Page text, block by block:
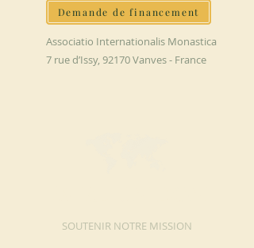
Demande de financement
Associatio Internationalis Monastica
7 rue d’Issy, 92170 Vanves - France
SOUTENIR NOTRE MISSION